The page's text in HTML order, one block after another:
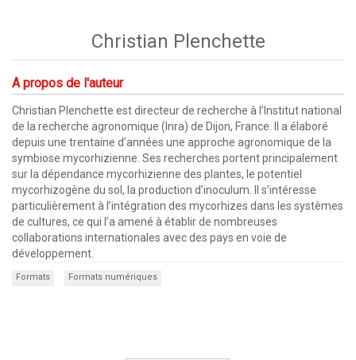
Christian Plenchette
A propos de l'auteur
Christian Plenchette est directeur de recherche à l’Institut national
de la recherche agronomique (Inra) de Dijon, France. Il a élaboré
depuis une trentaine d’années une approche agronomique de la
symbiose mycorhizienne. Ses recherches portent principalement
sur la dépendance mycorhizienne des plantes, le potentiel
mycorhizogène du sol, la production d’inoculum. Il s’intéresse
particulièrement à l’intégration des mycorhizes dans les systèmes
de cultures, ce qui l’a amené à établir de nombreuses
collaborations internationales avec des pays en voie de
développement.
Formats Formats numériques